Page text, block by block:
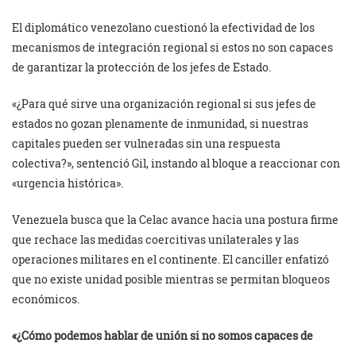
El diplomático venezolano cuestionó la efectividad de los
mecanismos de integración regional si estos no son capaces
de garantizar la protección de los jefes de Estado.
«¿Para qué sirve una organización regional si sus jefes de
estados no gozan plenamente de inmunidad, si nuestras
capitales pueden ser vulneradas sin una respuesta
colectiva?», sentenció Gil, instando al bloque a reaccionar con
«urgencia histórica».
Venezuela busca que la Celac avance hacia una postura firme
que rechace las medidas coercitivas unilaterales y las
operaciones militares en el continente. El canciller enfatizó
que no existe unidad posible mientras se permitan bloqueos
económicos.
«¿Cómo podemos hablar de unión si no somos capaces de